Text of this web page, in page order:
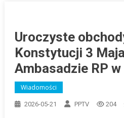
Uroczyste
Konstytucji 3
Ambasadzie RP
Wiadomości
2026-05-21 PPTV 204